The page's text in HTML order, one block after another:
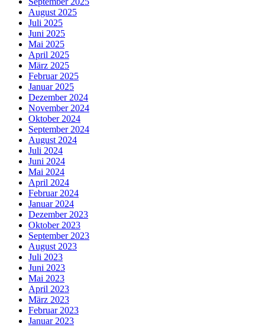
August 2025
Juli 2025
Juni 2025
Mai 2025
April 2025
März 2025
Februar 2025
Januar 2025
Dezember 2024
November 2024
Oktober 2024
September 2024
August 2024
Juli 2024
Juni 2024
Mai 2024
April 2024
Februar 2024
Januar 2024
Dezember 2023
Oktober 2023
September 2023
August 2023
Juli 2023
Juni 2023
Mai 2023
April 2023
März 2023
Februar 2023
Januar 2023